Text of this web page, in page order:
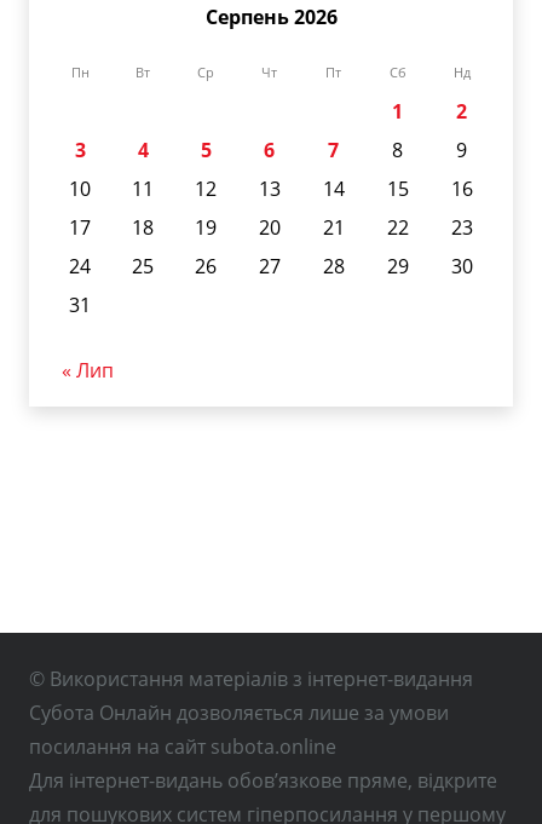
Серпень 2026
Пн Вт Ср Чт Пт Сб Нд
1
2
3
4 5 6 7 8
9
10
11 12 13 14 15
16
17
18 19 20 21 22
23
24
25 26 27 28 29
30
31
« Лип
© Використання матеріалів з інтернет-видання
Субота Онлайн дозволяється лише за умови
посилання на сайт subota.online
Для інтернет-видань обов’язкове пряме, відкрите
для пошукових систем гіперпосилання у першому